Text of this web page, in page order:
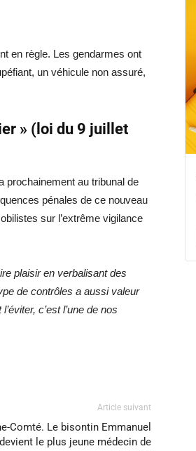
en règle. Les gendarmes ont
un véhicule non assuré,
» (loi du 9 juillet
prochainement au tribunal de
pénales de ce nouveau
sur l’extrême vigilance
plaisir en verbalisant des
de contrôles a aussi valeur
c’est l’une de nos
Article suivant
Comté. Le bisontin Emmanuel
le plus jeune médecin de